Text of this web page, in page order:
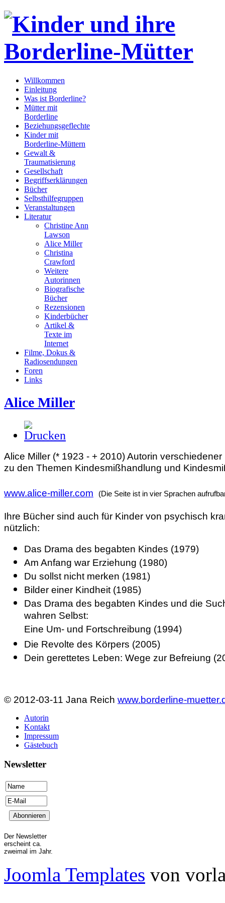
Willkommen
Einleitung
Was ist Borderline?
Mütter mit
Borderline
Beziehungsgeflechte
Kinder mit
Borderline-Müttern
Gewalt &
Traumatisierung
Gesellschaft
Begriffserklärungen
Bücher
Selbsthilfegruppen
Veranstaltungen
Literatur
Christine Ann
Lawson
Alice Miller
Christina
Crawford
Weitere
Autorinnen
Biografische
Bücher
Rezensionen
Kinderbücher
Artikel &
Texte im
Internet
Filme, Dokus &
Radiosendungen
Foren
Links
Alice Miller
Alice Miller (* 1923 - + 2010) Autorin
zu den Themen Kindesmißhandlung und
www.alice-miller.com (Die Seite ist in vier Sprachen
Ihre Bücher sind auch für Kinder von psychisch
nützlich:
Das Drama des begabten Kindes (1979)
Am Anfang war Erziehung (1980)
Du sollst nicht merken (1981)
Bilder einer Kindheit (1985)
Das Drama des begabten Kindes und die
wahren Selbst:
Eine Um- und Fortschreibung (1994)
Die Revolte des Körpers (2005)
Dein gerettetes Leben: Wege zur Befreiung
© 2012-03-11 Jana Reich www.borderline-
Autorin
Kontakt
Impressum
Gästebuch
Newsletter
Der Newsletter
erscheint ca.
zweimal im Jahr.
Joomla Templates von